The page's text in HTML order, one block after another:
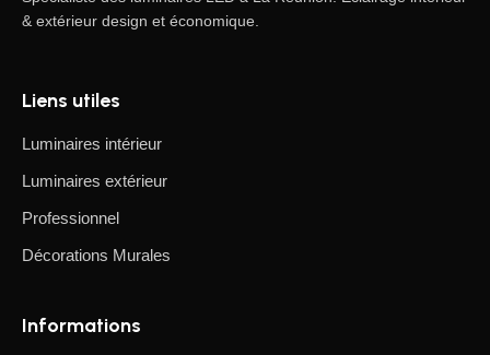
& extérieur design et économique.
Liens utiles
Luminaires intérieur
Luminaires extérieur
Professionnel
Décorations Murales
Informations